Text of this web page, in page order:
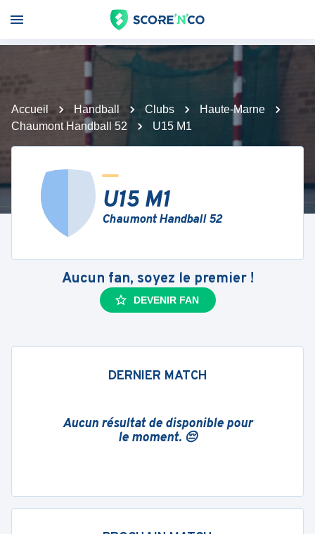
Accueil Handball Clubs
Haute-Marne
Chaumont Handball 52
U15 M1
U15 M1
Chaumont Handball 52
Aucun fan, soyez le premier !
DEVENIR FAN
DERNIER MATCH
Aucun résultat de disponible pour
le moment. 😔